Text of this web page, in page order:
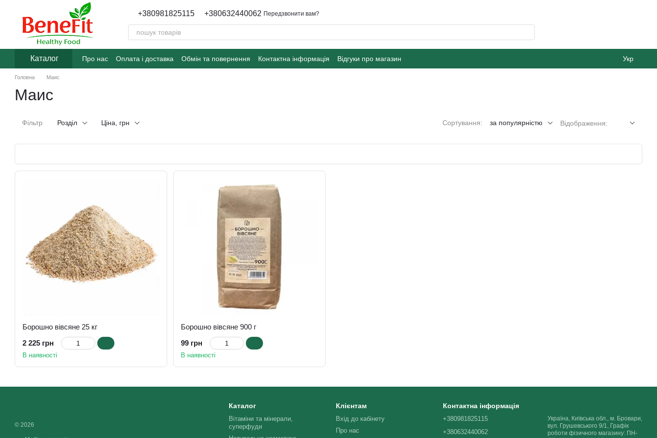
Перейти до основного контенту
+380981825115 +380632440062 Передзвонити вам?
Каталог Про нас Оплата і доставка Обмін та повернення Контактна інформація Відгуки про магазин Укр
Головна Маис
Маис
Фільтр Розділ Ціна, грн Сортування: за популярністю Відображення:
Борошно вівсяне 25 кг
2 225 грн
В наявності
Борошно вівсяне 900 г
99 грн
В наявності
© 2026
Каталог
Вітаміни та мінерали,
суперфуди
Клієнтам
Вхід до кабінету
Про нас
Контактна інформація
+380981825115
+380632440062
Україна, Київська обл., м. Бровари,
вул. Грушевського 9/1, Графік
роботи фізичного магазину: ПН-